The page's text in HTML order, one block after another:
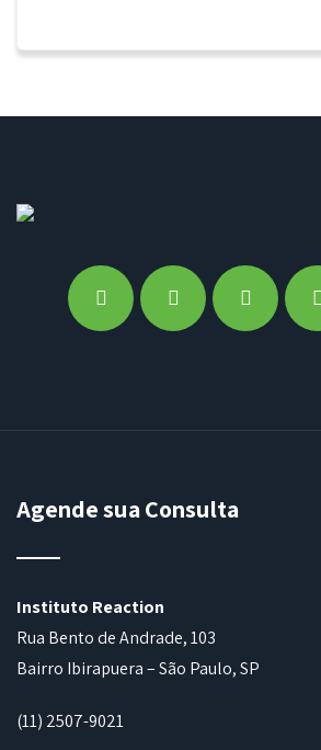
Agende sua Consulta
Instituto Reaction
Rua Bento de Andrade, 103
Bairro Ibirapuera – São Paulo, SP
(11) 2507-9021